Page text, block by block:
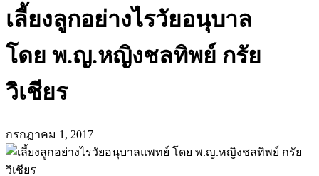
เลี้ยงลูกอย่างไรวัยอนุบาล
โดย พ.ญ.หญิงชลทิพย์ กรัย
วิเชียร
กรกฎาคม 1, 2017